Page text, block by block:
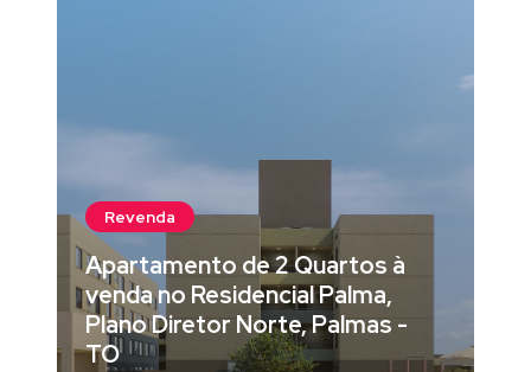
Revenda
Apartamento de 2 Quartos à
venda no Residencial Palma,
Plano Diretor Norte, Palmas -
TO